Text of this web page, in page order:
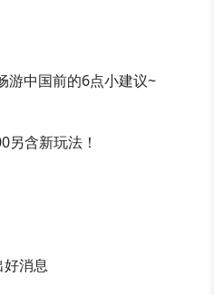
游中国前的6点小建议~
含新玩法！
消息